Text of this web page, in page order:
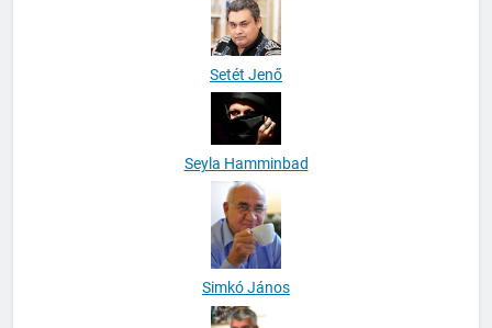
Setét Jenő
Seyla Hamminbad
Simkó János